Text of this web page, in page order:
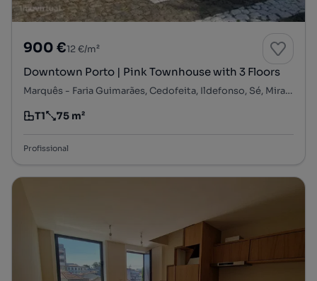
900 €12 €/m²
Downtown Porto | Pink Townhouse with 3 Floors
Marquês - Faria Guimarães, Cedofeita, Ildefonso, Sé, Miragaia, Nicolau, Vitória, Porto, Porto
Tipologia
T1
Preço por metro quadrado
75 m²
Profissional